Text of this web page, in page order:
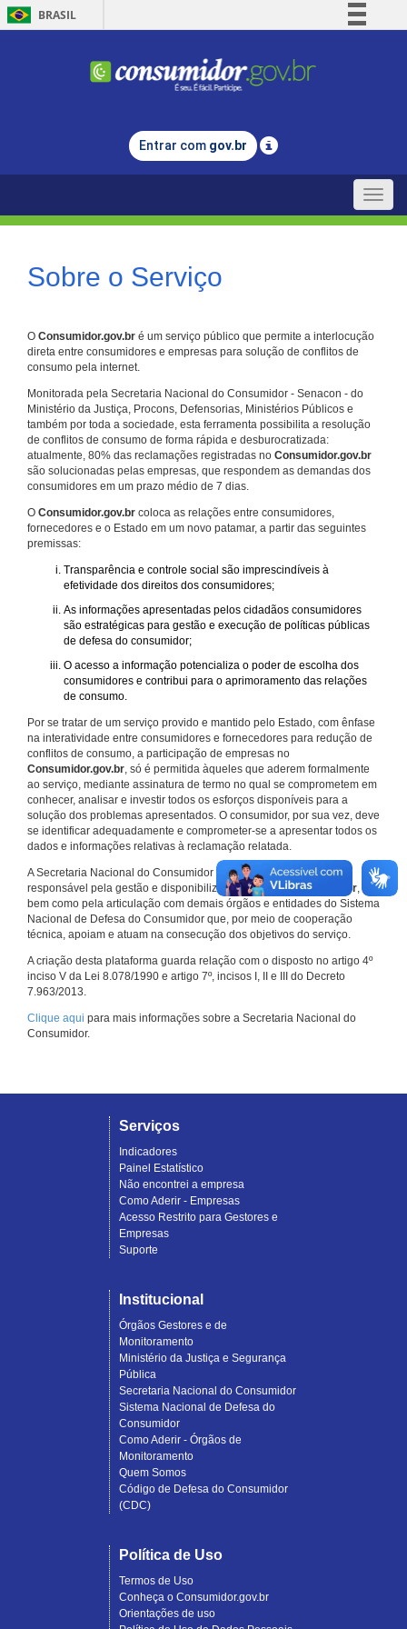
BRASIL
Comunica BR
Legislação
Entrar com gov.br
Toggle
Sobre o Serviço
O Consumidor.gov.br é um serviço público que permite a interlocução
direta entre consumidores e empresas para solução de conflitos de
consumo pela internet.
Monitorada pela Secretaria Nacional do Consumidor - Senacon - do
Ministério da Justiça, Procons, Defensorias, Ministérios Públicos e
também por toda a sociedade, esta ferramenta possibilita a resolução
de conflitos de consumo de forma rápida e desburocratizada:
atualmente, 80% das reclamações registradas no Consumidor.gov.br
são solucionadas pelas empresas, que respondem as demandas dos
consumidores em um prazo médio de 7 dias.
O Consumidor.gov.br coloca as relações entre consumidores,
fornecedores e o Estado em um novo patamar, a partir das seguintes
premissas:
Transparência e controle social são imprescindíveis à
efetividade dos direitos dos consumidores;
As informações apresentadas pelos cidadãos consumidores
são estratégicas para gestão e execução de políticas públicas
de defesa do consumidor;
O acesso a informação potencializa o poder de escolha dos
consumidores e contribui para o aprimoramento das relações
de consumo.
Por se tratar de um serviço provido e mantido pelo Estado, com ênfase
na interatividade entre consumidores e fornecedores para redução de
conflitos de consumo, a participação de empresas no
Consumidor.gov.br, só é permitida àqueles que aderem formalmente
ao serviço, mediante assinatura de termo no qual se comprometem em
conhecer, analisar e investir todos os esforços disponíveis para a
solução dos problemas apresentados. O consumidor, por sua vez, deve
se identificar adequadamente e comprometer-se a apresentar todos os
dados e informações relativas à reclamação relatada.
A Secretaria Nacional do Consumidor do Ministério da Justiça é a
responsável pela gestão e disponibilização doConsumidor.gov.br,
bem como pela articulação com demais órgãos e entidades do Sistema
Nacional de Defesa do Consumidor que, por meio de cooperação
técnica, apoiam e atuam na consecução dos objetivos do serviço.
A criação desta plataforma guarda relação com o disposto no artigo 4º
inciso V da Lei 8.078/1990 e artigo 7º, incisos I, II e III do Decreto
7.963/2013.
Clique aqui para mais informações sobre a Secretaria Nacional do
Consumidor.
Serviços
Indicadores
Painel Estatístico
Não encontrei a empresa
Como Aderir - Empresas
Acesso Restrito para Gestores e
Empresas
Suporte
Institucional
Órgãos Gestores e de
Monitoramento
Ministério da Justiça e Segurança
Pública
Secretaria Nacional do Consumidor
Sistema Nacional de Defesa do
Consumidor
Como Aderir - Órgãos de
Monitoramento
Quem Somos
Código de Defesa do Consumidor
(CDC)
Política de Uso
Termos de Uso
Conheça o Consumidor.gov.br
Orientações de uso